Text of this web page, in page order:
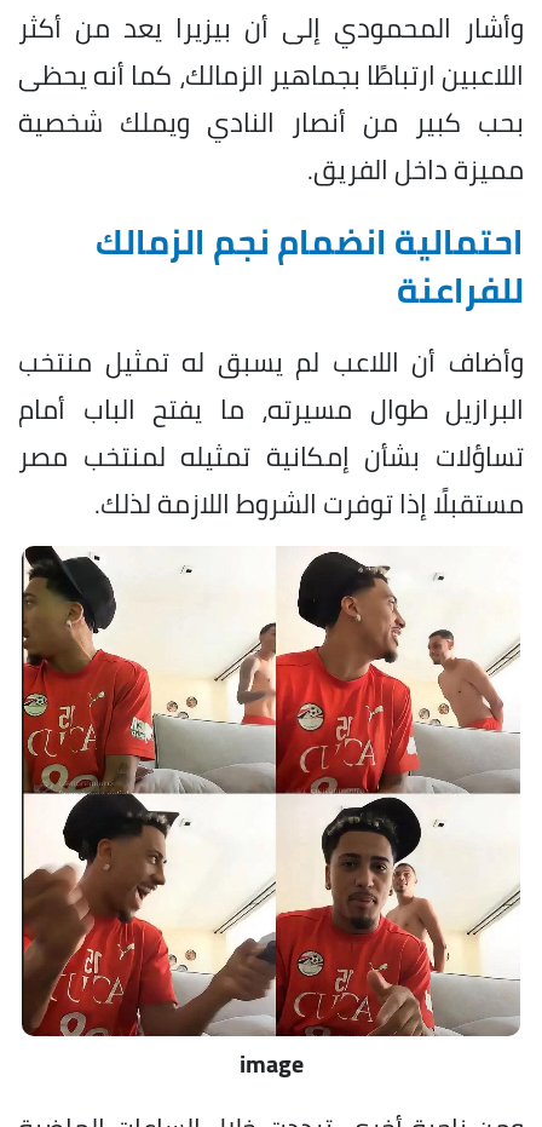
وأشار المحمودي إلى أن بيزيرا يعد من أكثر
اللاعبين ارتباطًا بجماهير الزمالك، كما أنه يحظى
بحب كبير من أنصار النادي ويملك شخصية
مميزة داخل الفريق.
احتمالية انضمام نجم الزمالك
للفراعنة
وأضاف أن اللاعب لم يسبق له تمثيل منتخب
البرازيل طوال مسيرته، ما يفتح الباب أمام
تساؤلات بشأن إمكانية تمثيله لمنتخب مصر
مستقبلًا إذا توفرت الشروط اللازمة لذلك.
image